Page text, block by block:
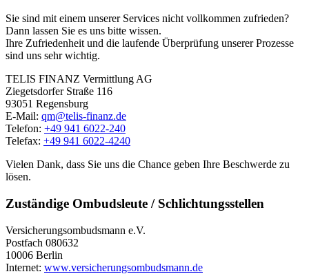
Sie sind mit einem unserer Services nicht vollkommen zufrieden?
Dann lassen Sie es uns bitte wissen.
Ihre Zufriedenheit und die laufende Überprüfung unserer Prozesse
sind uns sehr wichtig.
TELIS FINANZ Vermittlung AG
Ziegetsdorfer Straße 116
93051 Regensburg
E-Mail: qm@telis-finanz.de
Telefon: +49 941 6022-240
Telefax: +49 941 6022-4240
Vielen Dank, dass Sie uns die Chance geben Ihre Beschwerde zu
lösen.
Zuständige Ombudsleute / Schlichtungsstellen
Versicherungsombudsmann e.V.
Postfach 080632
10006 Berlin
Internet: www.versicherungsombudsmann.de